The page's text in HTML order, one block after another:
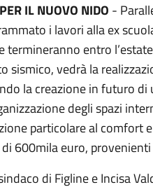
IL NUOVO NIDO -
i lavori alla ex
entro
sismico, vedrà la
la creazione in futuro di
degli spazi
particolare al comfort
600mila euro,
di Figline e Incisa